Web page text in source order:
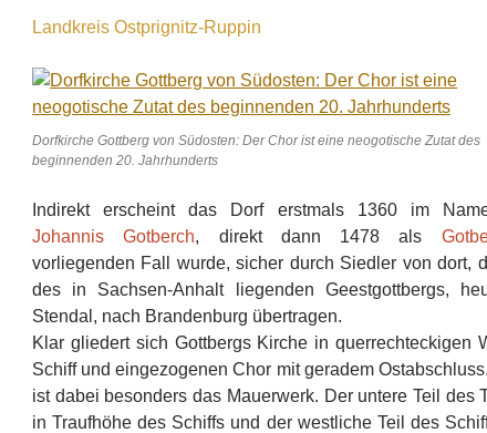
Landkreis Ostprignitz-Ruppin
Dorfkirche Gottberg von Südosten: Der Chor ist eine neogotische Zutat des
beginnenden 20. Jahrhunderts
Indirekt erscheint das Dorf erstmals 1360 im
Johannis Gotberch, direkt dann 1478 als
vorliegenden Fall wurde, sicher durch Siedler von dort,
des in Sachsen-Anhalt liegenden Geestgottbergs,
Stendal, nach Brandenburg übertragen.
Klar gliedert sich Gottbergs Kirche in querrechteckigen
Schiff und eingezogenen Chor mit geradem
ist dabei besonders das Mauerwerk. Der untere Teil des
in Traufhöhe des Schiffs und der westliche Teil des